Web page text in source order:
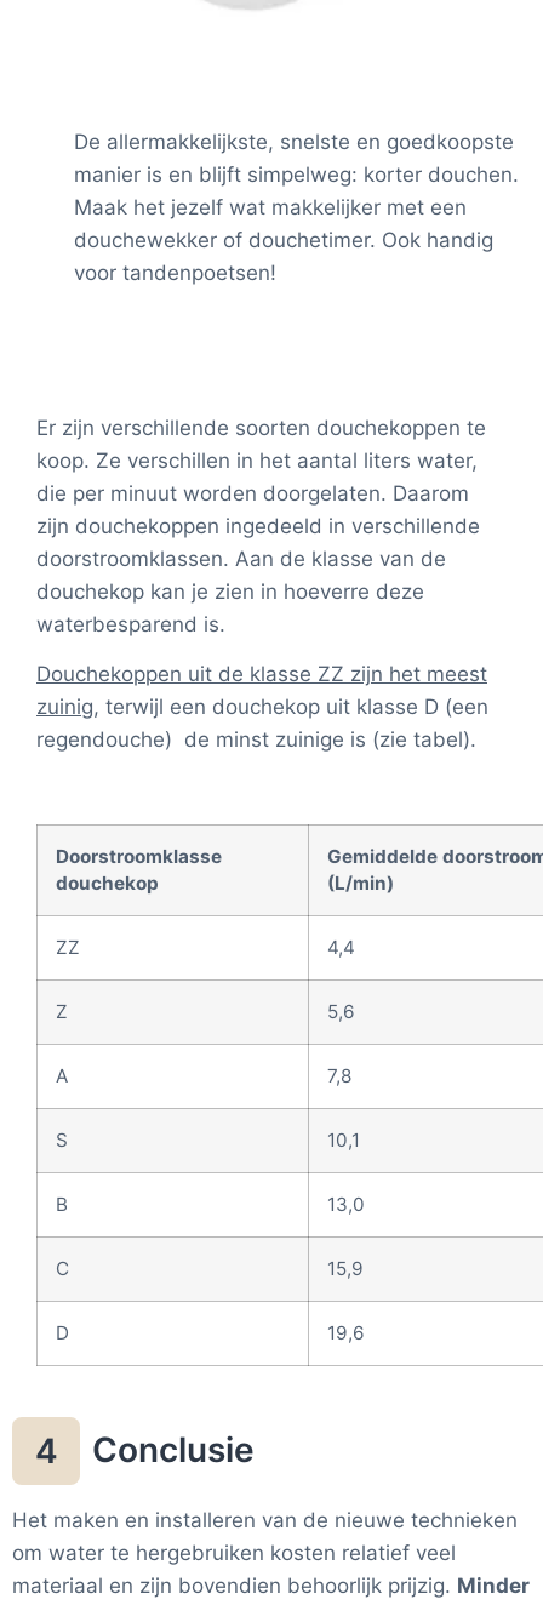
De allermakkelijkste, snelste en goedkoopste
manier is en blijft simpelweg: korter douchen.
Maak het jezelf wat makkelijker met een
douchewekker of douchetimer. Ook handig
voor tandenpoetsen!
Er zijn verschillende soorten douchekoppen te
koop. Ze verschillen in het aantal liters water,
die per minuut worden doorgelaten. Daarom
zijn douchekoppen ingedeeld in verschillende
doorstroomklassen. Aan de klasse van de
douchekop kan je zien in hoeverre deze
waterbesparend is.
Douchekoppen uit de klasse ZZ zijn het meest
zuinig, terwijl een douchekop uit klasse D (een
regendouche) de minst zuinige is (zie tabel).
Doorstroomklasse
douchekop
Gemiddelde
(L/min)
ZZ 4,4
Z 5,6
A 7,8
S 10,1
B 13,0
C 15,9
D 19,6
4 Conclusie
Het maken en installeren van de nieuwe technieken
om water te hergebruiken kosten relatief veel
materiaal en zijn bovendien behoorlijk prijzig. Minder